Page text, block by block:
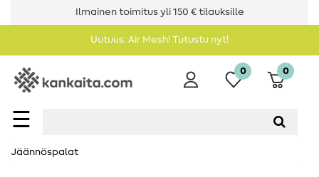
Ilmainen toimitus yli 150 € tilauksille
Uutuus: Air Mesh! Tutustu nyt!
☰
0 0
Jäännöspalat